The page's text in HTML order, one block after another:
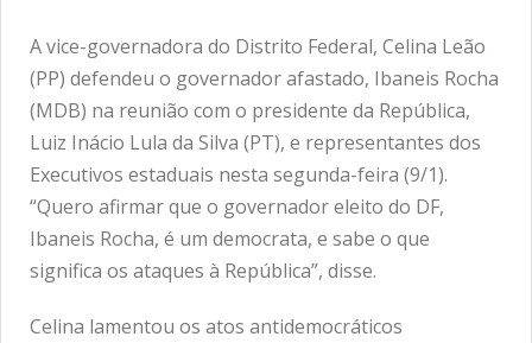
A vice-governadora do Distrito Federal, Celina Leão
(PP) defendeu o governador afastado, Ibaneis Rocha
(MDB) na reunião com o presidente da República,
Luiz Inácio Lula da Silva (PT), e representantes dos
Executivos estaduais nesta segunda-feira (9/1).
“Quero afirmar que o governador eleito do DF,
Ibaneis Rocha, é um democrata, e sabe o que
significa os ataques à República”, disse.
Celina lamentou os atos antidemocráticos